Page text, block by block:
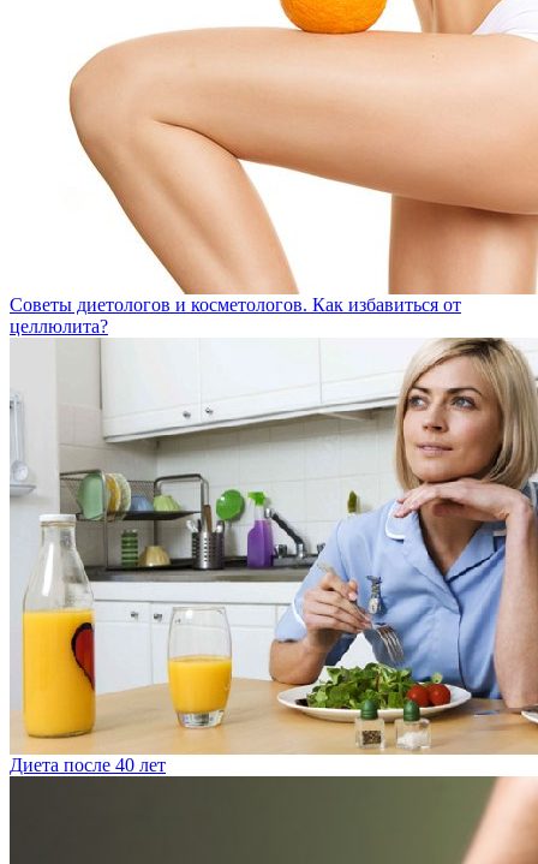
Советы диетологов и косметологов. Как избавиться от
целлюлита?
Диета после 40 лет